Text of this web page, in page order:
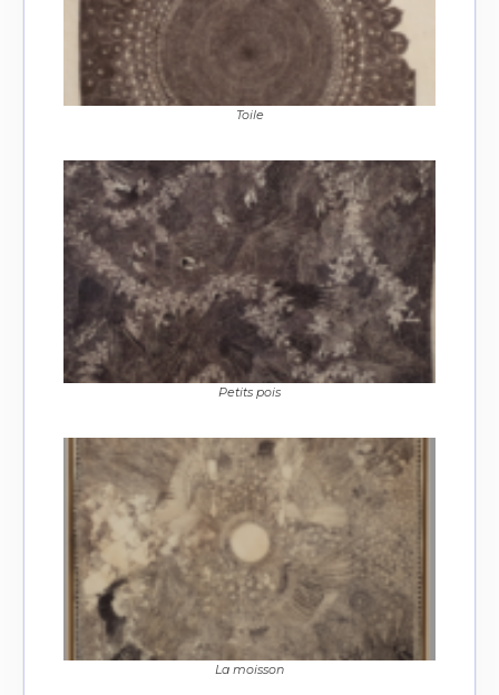
Toile
Petits pois
La moisson